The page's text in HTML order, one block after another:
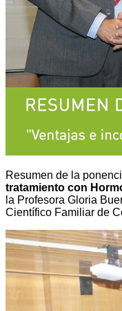
Resumen de la
tratamiento con
la Profesora Gloria
Científico Familiar de